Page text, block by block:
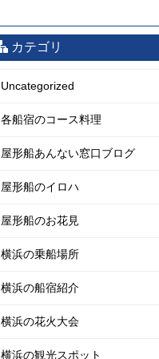
カテゴリ
Uncategorized
各船宿のコース料理
屋形船あんない窓口ブログ
屋形船のイロハ
屋形船のお花見
横浜の乗船場所
横浜の船宿紹介
横浜の花火大会
横浜の観光スポット